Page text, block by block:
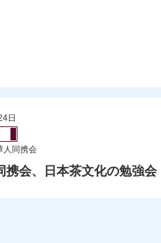
日
同携会
携会、日本茶文化の勉強会